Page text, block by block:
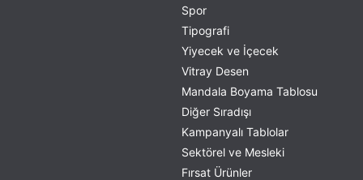
Spor
Tipografi
Yiyecek ve İçecek
Vitray Desen
Mandala Boyama Tablosu
Diğer Sıradışı
Kampanyalı Tablolar
Sektörel ve Mesleki
Fırsat Ürünler